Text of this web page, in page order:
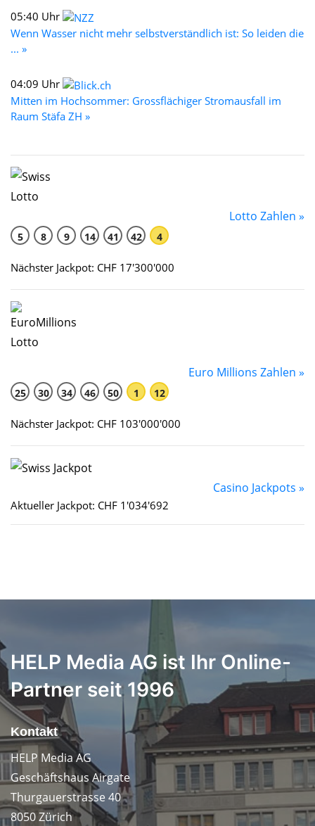
05:40 Uhr
Wenn Wasser nicht mehr selbstverständlich ist: So leiden die
... »
04:09 Uhr
Mitten im Hochsommer: Grossflächiger Stromausfall im
Raum Stäfa ZH »
Lotto Zahlen »
5 8 9 14 41 42 4
Nächster Jackpot: CHF 17'300'000
Euro Millions Zahlen »
25 30 34 46 50 1 12
Nächster Jackpot: CHF 103'000'000
Casino Jackpots »
Aktueller Jackpot: CHF 1'034'692
HELP Media AG ist Ihr Online-
Partner seit 1996
Kontakt
HELP Media AG
Geschäftshaus Airgate
Thurgauerstrasse 40
8050 Zürich